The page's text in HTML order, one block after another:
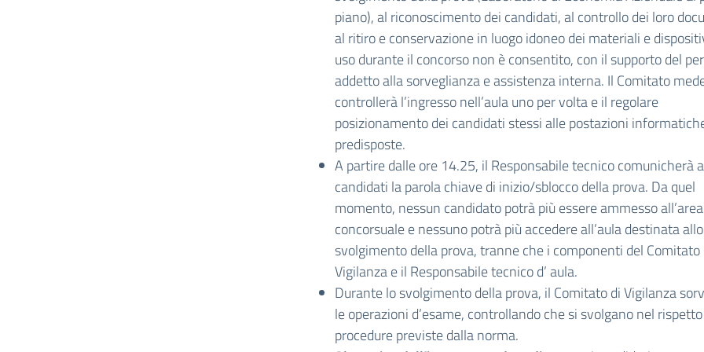
piano), al riconoscimento dei candidati, al controllo dei loro
al ritiro e conservazione in luogo idoneo dei materiali e
uso durante il concorso non è consentito, con il supporto del
addetto alla sorveglianza e assistenza interna. Il Comitato
controllerà l’ingresso nell’aula uno per volta e il regolare
posizionamento dei candidati stessi alle postazioni
predisposte.
A partire dalle ore 14.25, il Responsabile tecnico comunicherà
candidati la parola chiave di inizio/sblocco della prova. Da quel
momento, nessun candidato potrà più essere ammesso all’area
concorsuale e nessuno potrà più accedere all’aula destinata allo
svolgimento della prova, tranne che i componenti del Comitato
Vigilanza e il Responsabile tecnico d’ aula.
Durante lo svolgimento della prova, il Comitato di Vigilanza
le operazioni d’esame, controllando che si svolgano nel
procedure previste dalla norma.